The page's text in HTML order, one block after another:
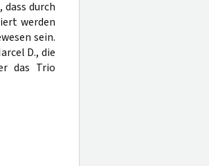
durch
werden
sein.
D., die
das Trio